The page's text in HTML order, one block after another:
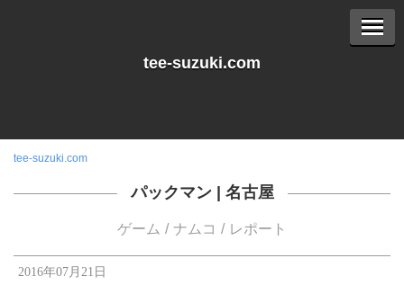
tee-suzuki.com
tee-suzuki.com
パックマン| 名古屋
ゲーム ナムコ レポート
2016年07月21日